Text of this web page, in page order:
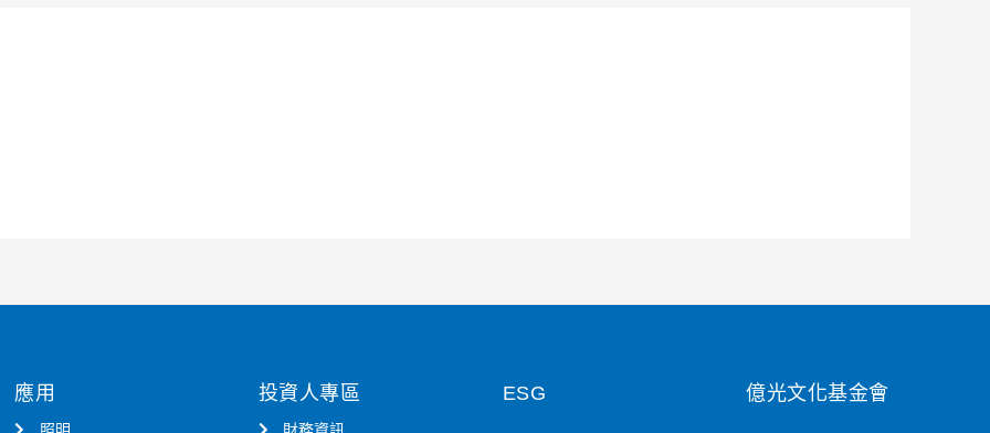
應用 投資人專區 ESG 億光文化基金會